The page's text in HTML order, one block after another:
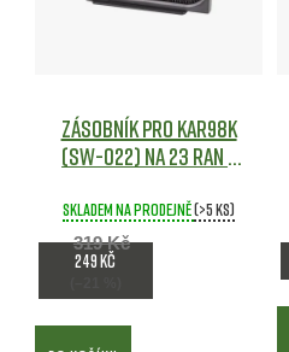
Zásobník pro Kar98k
(SW-022) na 23 ran -
Skladem na prodejně(>5 ks)
249 Kč
319 Kč